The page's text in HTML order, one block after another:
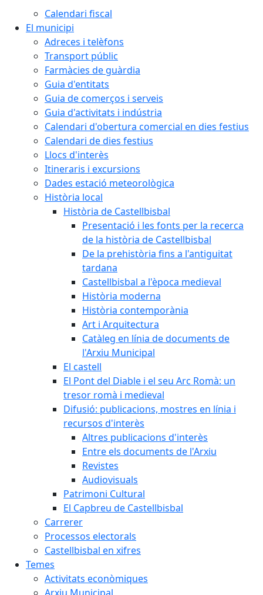
Calendari fiscal
El municipi
Adreces i telèfons
Transport públic
Farmàcies de guàrdia
Guia d'entitats
Guia de comerços i serveis
Guia d'activitats i indústria
Calendari d'obertura comercial en dies festius
Calendari de dies festius
Llocs d'interès
Itineraris i excursions
Dades estació meteorològica
Història local
Història de Castellbisbal
Presentació i les fonts per la recerca
de la història de Castellbisbal
De la prehistòria fins a l'antiguitat
tardana
Castellbisbal a l'època medieval
Història moderna
Història contemporània
Art i Arquitectura
Catàleg en línia de documents de
l'Arxiu Municipal
El castell
El Pont del Diable i el seu Arc Romà: un
tresor romà i medieval
Difusió: publicacions, mostres en línia i
recursos d'interès
Altres publicacions d'interès
Entre els documents de l'Arxiu
Revistes
Audiovisuals
Patrimoni Cultural
El Capbreu de Castellbisbal
Carrerer
Processos electorals
Castellbisbal en xifres
Temes
Activitats econòmiques